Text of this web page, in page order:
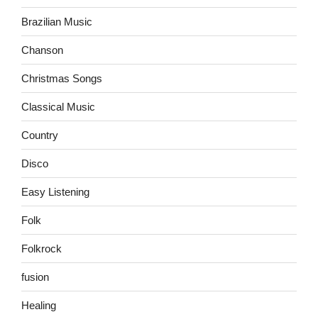
Brazilian Music
Chanson
Christmas Songs
Classical Music
Country
Disco
Easy Listening
Folk
Folkrock
fusion
Healing